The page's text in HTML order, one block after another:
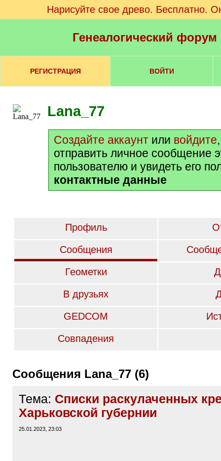
Нарисуйте свое древо. Бесплатно.
Генеалогический
РЕГИСТРАЦИЯ ВОЙТИ
Lana_77
Создайте аккаунт или войдите
отправить личное сообщение
пользователю и увидеть его
контактные данные
Профиль
Сообщения
Геометки
В друзьях
GEDCOM
Совпадения
Сообщения Lana_77 (6)
Тема: Списки раскулаченных
Харьковской губернии
25.01.2023, 23:03